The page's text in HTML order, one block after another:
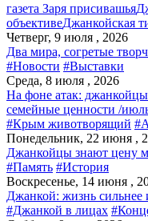
газета Заря присивашья
объективеДжанкойская
Четверг, 9 июля , 2026
Два мира, согретые
#Новости #Выставки
Среда, 8 июля , 2026
На фоне атак:
семейные ценности /
#Крым животворящий
Понедельник, 22 июня ,
Джанкойцы знают цену
#Память #История
Воскресенье, 14 июня ,
Джанкой: жизнь сильнее
#Джанкой в лицах